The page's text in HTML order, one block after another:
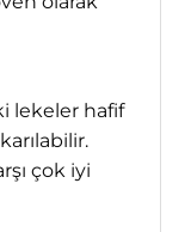
lekeler hafif
çok iyi